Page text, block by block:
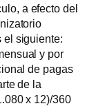
a efecto del
el siguiente:
y por
de pagas
de la
x 12)/360